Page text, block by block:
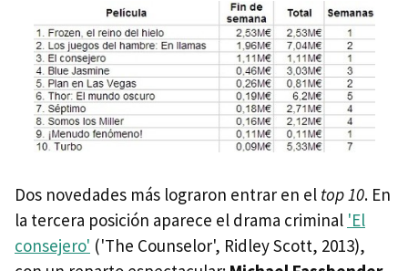
Dos novedades más lograron entrar en el top 10. En
la tercera posición aparece el drama criminal 'El
consejero' ('The Counselor', Ridley Scott, 2013),